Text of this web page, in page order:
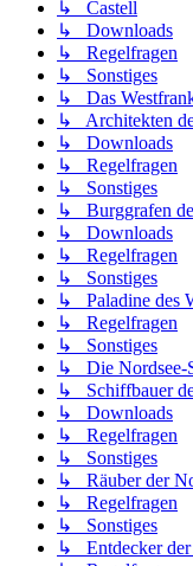
↳ Castell
↳ Downloads
↳ Regelfragen
↳ Sonstiges
↳ Das
↳ Architekten
↳ Downloads
↳ Regelfragen
↳ Sonstiges
↳ Burggrafen
↳ Downloads
↳ Regelfragen
↳ Sonstiges
↳ Paladine des
↳ Regelfragen
↳ Sonstiges
↳ Die Nordsee-
↳ Schiffbauer
↳ Downloads
↳ Regelfragen
↳ Sonstiges
↳ Räuber der
↳ Regelfragen
↳ Sonstiges
↳ Entdecker der